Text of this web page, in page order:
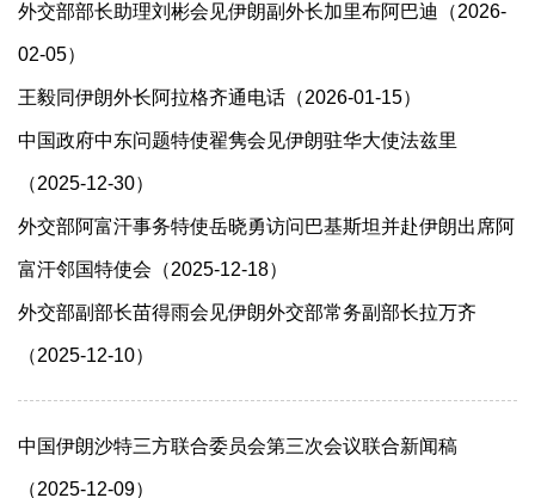
外交部部长助理刘彬会见伊朗副外长加里布阿巴迪（2026-
02-05）
王毅同伊朗外长阿拉格齐通电话（2026-01-15）
中国政府中东问题特使翟隽会见伊朗驻华大使法兹里
（2025-12-30）
外交部阿富汗事务特使岳晓勇访问巴基斯坦并赴伊朗出席阿
富汗邻国特使会（2025-12-18）
外交部副部长苗得雨会见伊朗外交部常务副部长拉万齐
（2025-12-10）
中国伊朗沙特三方联合委员会第三次会议联合新闻稿
（2025-12-09）